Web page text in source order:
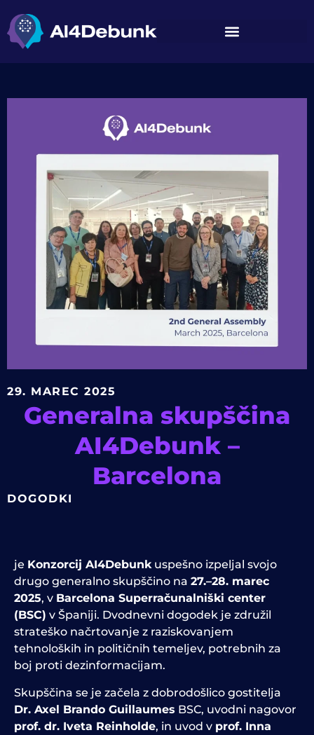
29. MAREC 2025
Generalna skupščina
AI4Debunk –
Barcelona
DOGODKI
je Konzorcij AI4Debunkuspešno izpeljal svojo
drugo generalno skupščino na 27.–28. marec
2025, v Barcelona Superračunalniški center
(BSC) v Španiji. Dvodnevni dogodek je združil
strateško načrtovanje z raziskovanjem
tehnoloških in političnih temeljev, potrebnih za
boj proti dezinformacijam.
Skupščina se je začela z dobrodošlico gostitelja
Dr. Axel Brando Guillaumes BSC, uvodni nagovor
prof. dr. Iveta Reinholde, in uvod v prof. Inna